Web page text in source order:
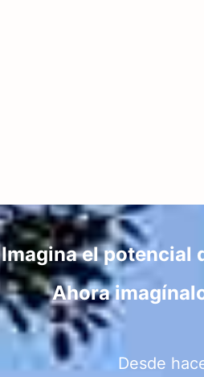
Imagina el potencial
Ahora
Desde